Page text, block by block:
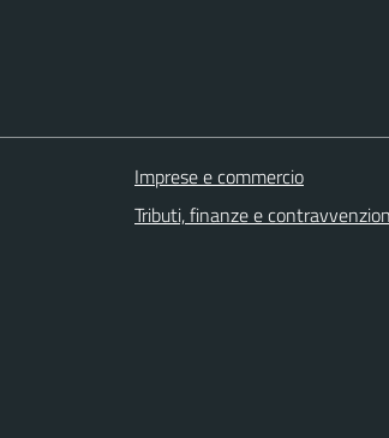
Imprese e commercio
Tributi, finanze e